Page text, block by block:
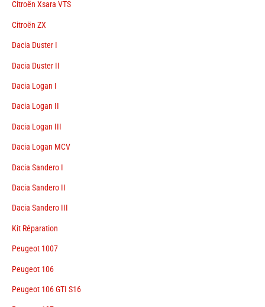
Citroën Xsara VTS
Citroën ZX
Dacia Duster I
Dacia Duster II
Dacia Logan I
Dacia Logan II
Dacia Logan III
Dacia Logan MCV
Dacia Sandero I
Dacia Sandero II
Dacia Sandero III
Kit Réparation
Peugeot 1007
Peugeot 106
Peugeot 106 GTI S16